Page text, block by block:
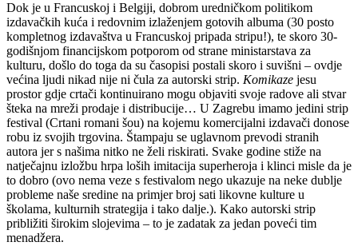
Dok je u Francuskoj i Belgiji, dobrom uredničkom politikom
izdavačkih kuća i redovnim izlaženjem gotovih albuma (30 posto
kompletnog izdavaštva u Francuskoj pripada stripu!), te skoro 30-
godišnjom financijskom potporom od strane ministarstava za
kulturu, došlo do toga da su časopisi postali skoro i suvišni – ovdje
većina ljudi nikad nije ni čula za autorski strip. Komikaze jesu
prostor gdje crtači kontinuirano mogu objaviti svoje radove ali stvar
šteka na mreži prodaje i distribucije… U Zagrebu imamo jedini strip
festival (Crtani romani šou) na kojemu komercijalni izdavači donose
robu iz svojih trgovina. Štampaju se uglavnom prevodi stranih
autora jer s našima nitko ne želi riskirati. Svake godine stiže na
natječajnu izložbu hrpa loših imitacija superheroja i klinci misle da je
to dobro (ovo nema veze s festivalom nego ukazuje na neke dublje
probleme naše sredine na primjer broj sati likovne kulture u
školama, kulturnih strategija i tako dalje.). Kako autorski strip
približiti širokim slojevima – to je zadatak za jedan poveći tim
menadžera.